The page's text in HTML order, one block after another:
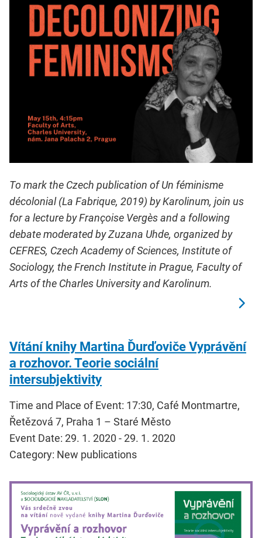
To mark the Czech publication of Un féminisme
décolonial (La Fabrique, 2019) by Karolinum, join us
for a lecture by Françoise Vergès and a following
debate moderated by Zuzana Uhde, organized by
CEFRES, Czech Academy of Sciences, Institute of
Sociology, the French Institute in Prague, Faculty of
Arts of the Charles University and Karolinum.
Vítání knihy Martina Ďurďoviče Vyprávění
a rozhovor. Teorie sociální
intersubjektivity
Time and Place of Event: 17:30, Café Montmartre,
Řetězová 7, Praha 1 – Staré Město
Event Date: 29. 1. 2020 - 29. 1. 2020
Category: New publications